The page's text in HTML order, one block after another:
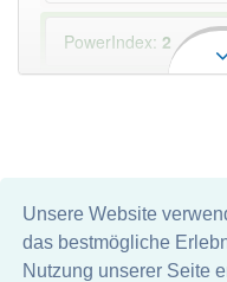
Unsere Website
das bestmögliche
Nutzung unserer Seite
PowerIndex: 2
Wörter mit Endung -
anderen Artikeldie: